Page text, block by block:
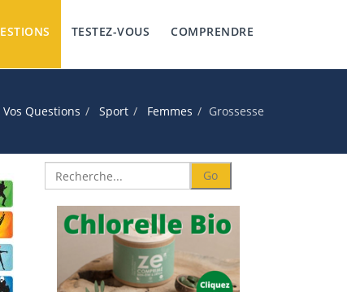
TESTEZ-VOUS COMPRENDRE
Vos Questions Sport Femmes Grossesse